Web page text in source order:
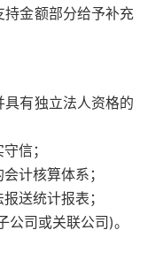
金额部分给予补充
具有独立法人资格的
信；
计核算体系；
送统计报表；
公司或关联公司)。